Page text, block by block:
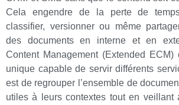
Cela engendre de la perte de
classifier, versionner ou même
des documents en interne et en
Content Management (Extended ECM)
unique capable de servir différents
est de regrouper l’ensemble de
utiles à leurs contextes tout en